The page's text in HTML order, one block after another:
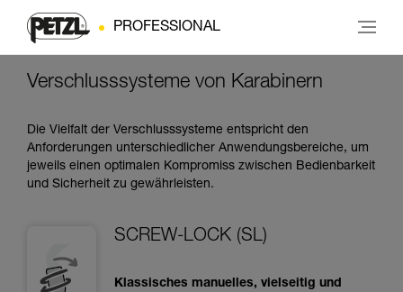
PROFESSIONAL
Verschlusssysteme von Karabinern
Die Vielfalt der Verschlusssysteme entspricht den
Anforderungen unterschiedlicher Anwendungsbereiche, um
jeweils einen optimalen Kompromiss zwischen Bedienbarkeit
und Sicherheit zu gewährleisten.
SCREW-LOCK (SL)
Klassisches manuelles, vielseitig und